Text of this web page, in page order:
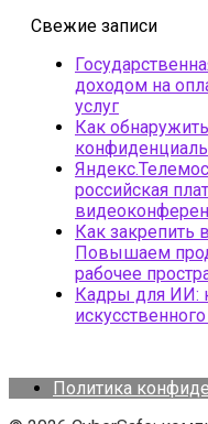
Свежие записи
доходом на
услуг
Как
российская
Как закрепить
Повышаем
рабочее
Кадры для ИИ:
Политика